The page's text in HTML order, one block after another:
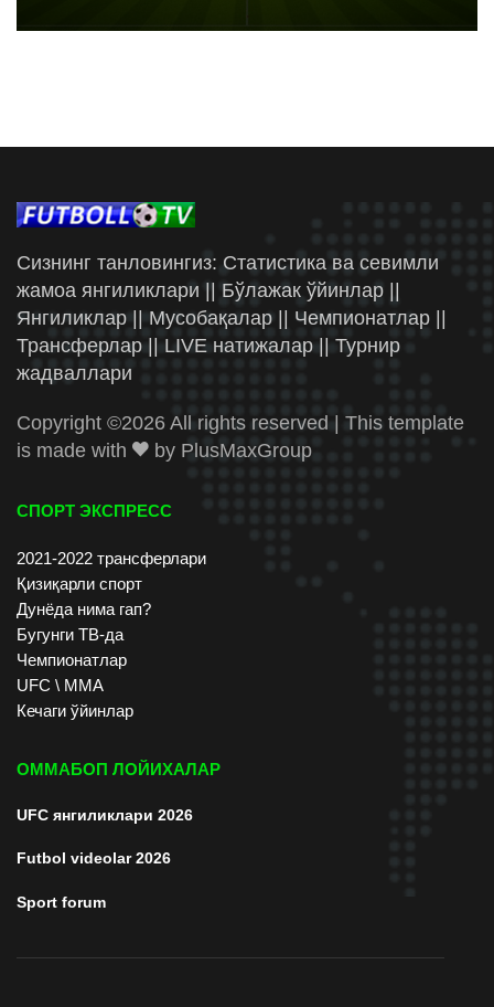
Сизнинг танловингиз: Статистика ва севимли
жамоа янгиликлари || Бўлажак ўйинлар ||
Янгиликлар || Мусобақалар || Чемпионатлар ||
Трансферлар || LIVE натижалар || Турнир
жадваллари
Copyright ©2026 All rights reserved | This template
is made with
by PlusMaxGroup
СПОРТ ЭКСПРЕСС
2021-2022 трансферлари
Қизиқарли спорт
Дунёда нима гап?
Бугунги ТВ-да
Чемпионатлар
UFC \ ММА
Кечаги ўйинлар
ОММАБОП ЛОЙИХАЛАР
UFC янгиликлари 2026
Futbol videolar 2026
Sport forum